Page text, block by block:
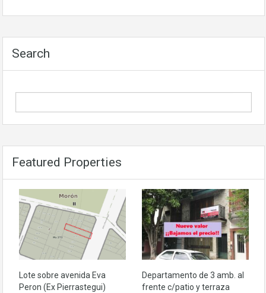
Search
Featured Properties
Lote sobre avenida Eva
Peron (Ex Pierrastegui)
Departamento de 3 amb. al
frente c/patio y terraza